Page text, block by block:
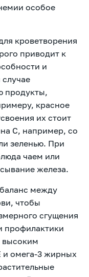
особое
кроветворения
приводит к
и
продукты,
красное
их стоит
C, например, со
зеленью. При
чаем или
железа.
между
чтобы
сгущения
профилактики
высоким
омега-3 жирных